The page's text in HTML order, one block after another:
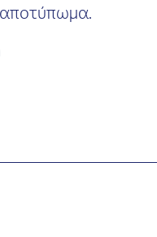
αποτύπωμα.